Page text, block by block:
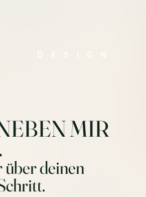
MIR
über deinen
· DESIGN ·